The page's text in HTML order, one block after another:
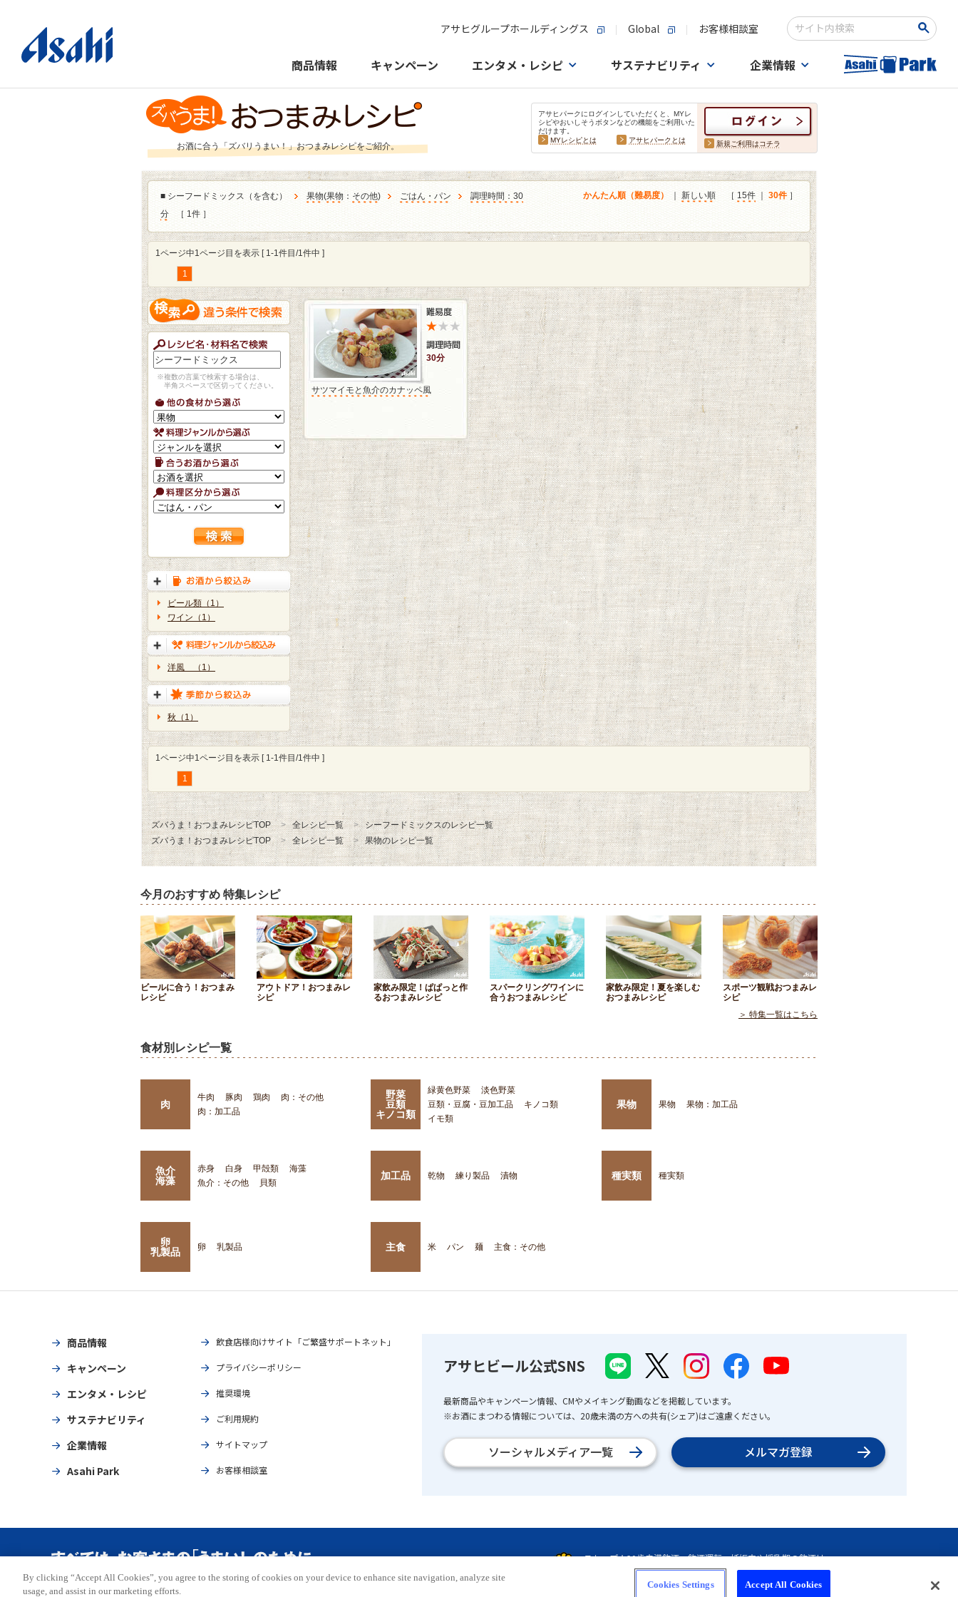
アサヒグループホールディングス Global お客様相談室
検索キーワード入力
商品情報 キャンペーン エンタメ・レシピ サステナビリティ 企業情報
お酒に合う「ズバリうまい！」おつまみレシピをご紹介。
アサヒパークにログインしていただくと、MYレ
シピやおいしそうボタンなどの機能をご利用いた
だけます。
MYレシピとは
アサヒパークとは 新規ご利用はコチラ
■ シーフードミックス（を含む） 果物(果物： その他) ごはん・パン
調理時間：30
分
［ 1件 ］
かんたん順（難易度） 新しい順 ［ 15件 30件 ］
1ページ中1ページ目を表示 [ 1-1件目/1件中 ]
1
※複数の言葉で検索する場合は、
半角スペースで区切ってください。
ビール類（1）
ワイン（1）
洋風 （1）
秋（1）
30分
サツマイモと魚介のカナッペ風
1ページ中1ページ目を表示 [ 1-1件目/1件中 ]
1
ズバうま！おつまみレシピTOP 全レシピ一覧
シーフードミックスのレシピ一覧
ズバうま！おつまみレシピTOP
全レシピ一覧 果物のレシピ一覧
今月のおすすめ 特集レシピ
ビールに合う！おつまみ
レシピ
アウトドア！おつまみレ
シピ
家飲み限定！ぱぱっと作
るおつまみレシピ
スパークリングワインに
合うおつまみレシピ
家飲み限定！夏を楽しむ
おつまみレシピ
スポーツ観戦おつまみレ
シピ
＞ 特集一覧はこちら
食材別レシピ一覧
肉
牛肉 豚肉 鶏肉
肉：その他
肉：加工品
野菜
豆類
キノコ類
緑黄色野菜
淡色野菜
豆類・豆腐・豆加工品
キノコ類
イモ類
果物 果物 果物：加工品
魚介
海藻
赤身 白身 甲殻類
海藻
魚介：その他
貝類
加工品 乾物 練り製品 漬物 種実類 種実類
卵
乳製品
卵 乳製品 主食 米 パン 麺 主食：その他
商品情報
キャンペーン
エンタメ・レシピ
サステナビリティ
企業情報
Asahi Park
飲食店様向けサイト「ご繁盛サポートネット」
プライバシーポリシー
推奨環境
ご利用規約
サイトマップ
お客様相談室
アサヒビール公式SNS
最新商品やキャンペーン情報、CMやメイキング動画などを掲載しています。
※お酒にまつわる情報については、20歳未満の方への共有(シェア)はご遠慮ください。
ソーシャルメディア一覧 メルマガ登録
Copyright © ASAHI BREWERIES, LTD. All rights reserved.
By clicking “Accept All Cookies”, you agree to the storing of cookies on your device to enhance site navigation, analyze site
usage, and assist in our marketing efforts.
Cookies Settings Accept All Cookies